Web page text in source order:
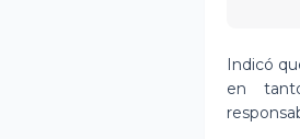
Indicó
en